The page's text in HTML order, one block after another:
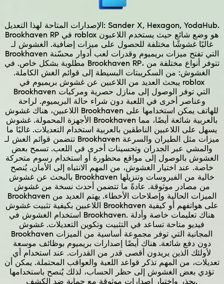
الإصدارات المتاحة لهذا التعديل: Sander X, Hexagon, YodaHub.
Brookhaven RP في roblox هو وضع شائع حيث يستخدم اللاعبون
غالبًا غشوشًا مختلفة للحصول على ميزات إضافية. الغشوش لـ
Brookhaven التي تفتح ميزات بريميوم وقدرات لعب أدوار محسّنة
مطلوبة بشكل خاص. في Brookhaven RP، تتوفر أنواع مختلفة من
الغشوش: من السكريبتات البسيطة إلى قوائم الغش الكاملة.
يبحث العديد من اللاعبين عن غشوش بريميوم في roblox
Brookhaven التي توفر الوصول إلى منازل حصرية ومركبات
وعناصر أخرى في اللعبة دون شراء حالة البريميوم. لراحة
اللاعبين، هناك غشوش Brookhaven للهاتف يمكن استخدامها على
الأجهزة المحمولة. غشوش Brookhaven بالعربية شائعة أيضًا، مما
يسهل على اللاعبين الناطقين بالعربية استخدام التعديلات. غالبًا ما
تتضمن قوائم الغش لـ Brookhaven ميزات مثل الطيران والسرعة
والمشي عبر الجدران وتحسينات أخرى في اللعب. تسمح بعض
الغشوش بالوصول إلى مواقع محظورة أو استخدام رسوم متحركة
خاصة. عند اختيار الغشوش، من المهم الانتباه إلى الأمان. يُنصح
بالبحث عن غشوش Brookhaven خالية من الفيروسات وتنزيلها
من مصادر موثوقة. عادةً ما تتضمن أحدث نسخة من غشوش
Brookhaven الميزات الحالية وإصلاحات الأخطاء. يهتم العديد من
اللاعبين بكيفية تثبيت غشوش Brookhaven على هواتفهم أو كيفية
استخدام الغشوش في Brookhaven. هناك تعليمات خاصة وأدلة
فيديو متاحة تساعد في التثبيت وتكوين التعديلات. غشوش
Brookhaven المجانية التي توفر مجموعة أساسية من الميزات
دون دفع شائعة. هناك أيضًا إصدارات بريميوم بوظائف موسعة
لأولئك الذين يريدون أقصى قدر من القدرات. عند استخدام أي
تعديلات، من المهم تذكر قواعد اللعبة والعواقب المحتملة. يمكن أن
تؤدي بعض الغشوش إلى حظر الحساب، لذلك يُنصح باستخدامها
بحذر واختيار إصدارات موثوقة مع حماية ضد الكشف.